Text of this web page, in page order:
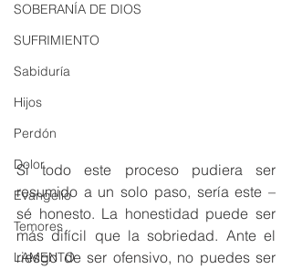
SOBERANÍA DE DIOS
SUFRIMIENTO
Sabiduría
Hijos
Perdón
Dolor
Evangelio
Temores
LAMENTO
Si todo este proceso pudiera ser
resumido a un solo paso, sería este –
sé honesto. La honestidad puede ser
más difícil que la sobriedad. Ante el
riesgo de ser ofensivo, no puedes ser